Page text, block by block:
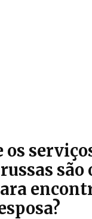
os
são